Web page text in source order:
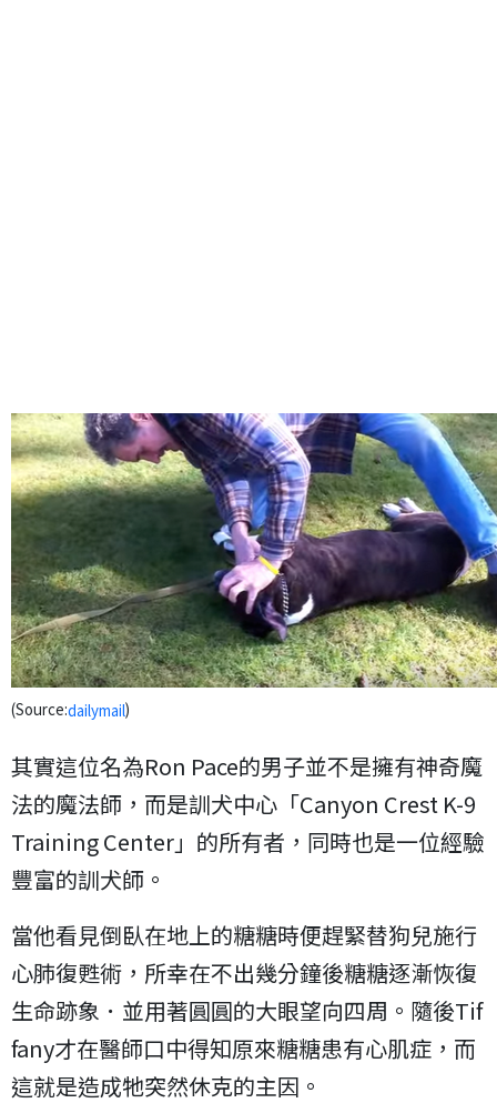
(Source:dailymail)
其實這位名為Ron Pace的男子並不是擁有神奇魔
法的魔法師，而是訓犬中心「Canyon Crest K-9
Training Center」的所有者，同時也是一位經驗
豐富的訓犬師。
當他看見倒臥在地上的糖糖時便趕緊替狗兒施行
心肺復甦術，所幸在不出幾分鐘後糖糖逐漸恢復
生命跡象．並用著圓圓的大眼望向四周。隨後Tif
fany才在醫師口中得知原來糖糖患有心肌症，而
這就是造成牠突然休克的主因。